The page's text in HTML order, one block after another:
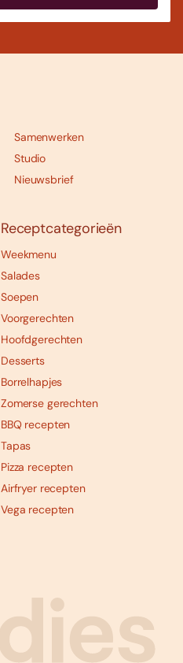
Abonneren
Bestellen
Samenwerken
Studio
Nieuwsbrief
Receptcategorieën
Weekmenu
Salades
Soepen
Voorgerechten
Hoofdgerechten
Desserts
Borrelhapjes
Zomerse gerechten
BBQ recepten
Tapas
Pizza recepten
Airfryer recepten
Vega recepten